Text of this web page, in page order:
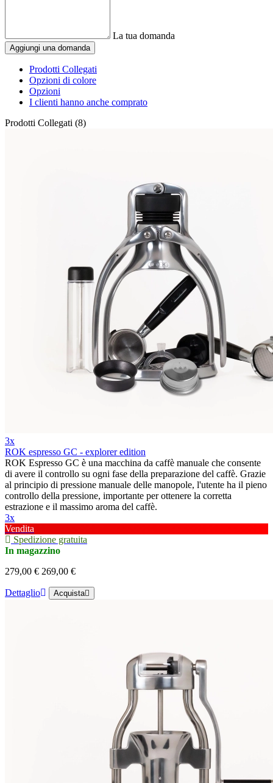
La tua domanda
Aggiungi una domanda
Prodotti Collegati
Opzioni di colore
Opzioni
I clienti hanno anche comprato
Prodotti Collegati (8)
3x
ROK espresso GC - explorer edition
ROK Espresso GC è una macchina da caffè manuale che consente
di avere il controllo su ogni fase della preparazione del caffè. Grazie
al principio di pressione manuale delle manopole, l'utente ha il pieno
controllo della pressione, importante per ottenere la corretta
estrazione e il massimo aroma del caffè.
3x
Vendita
Spedizione gratuita
In magazzino
279,00 € 269,00 €
Dettaglio Acquista